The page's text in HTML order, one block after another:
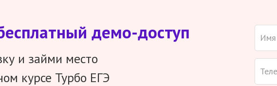
демо-доступ
и займи место
курсе Турбо ЕГЭ